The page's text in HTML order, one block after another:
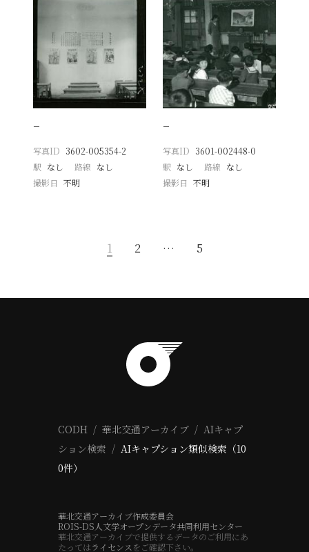
−
写真ID 3602-005354-2
駅 なし 路線 なし
撮影日
不明
−
写真ID 3601-002448-0
駅 なし 路線 なし
撮影日 不明
1 2 … 5
CODH 華北交通アーカイブ
AIキャプ
ション検索
AIキャプション類似検索（10
0件）
華北交通アーカイブ作成委員会
ROIS-DS人文学オープンデータ共同利用センター
華北交通アーカイブで提供するデータのご利用にあ
たってはライセンス をご確認下さい。